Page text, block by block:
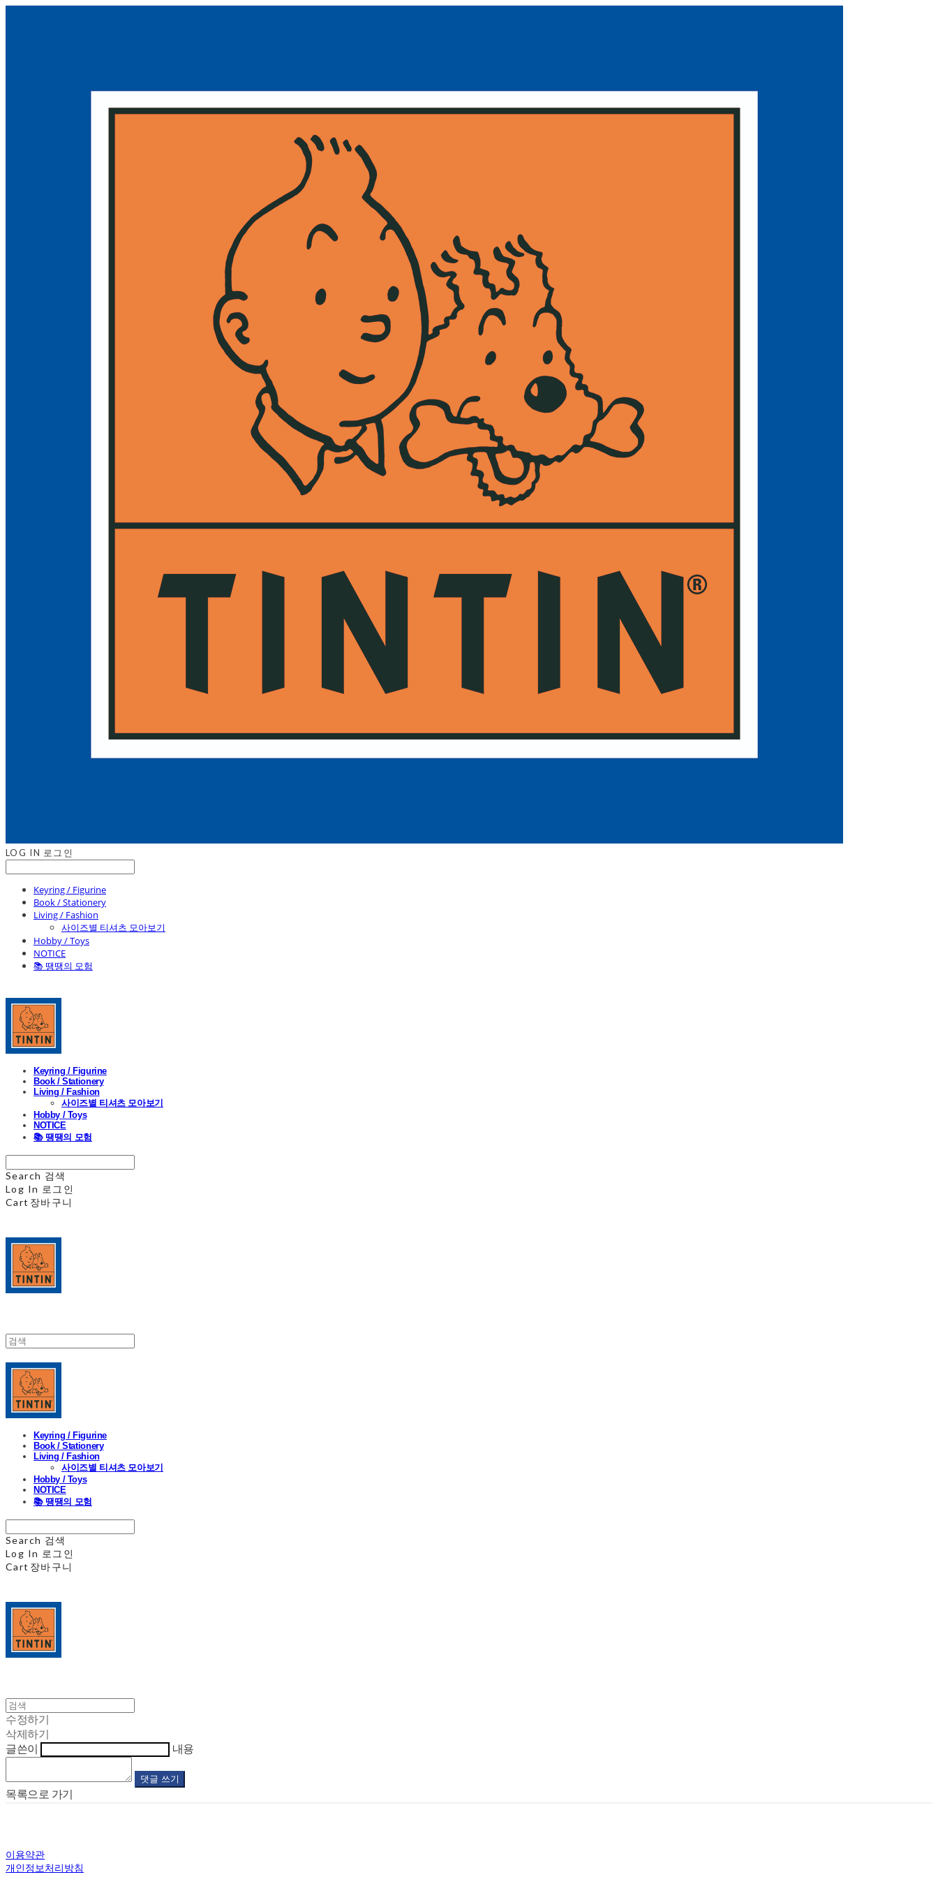
LOG IN 로그인
Keyring / Figurine
Book / Stationery
Living / Fashion
사이즈별 티셔츠 모아보기
Hobby / Toys
NOTICE
📚 땡땡의 모험
Keyring / Figurine
Book / Stationery
Living / Fashion
사이즈별 티셔츠 모아보기
Hobby / Toys
NOTICE
📚 땡땡의 모험
Search 검색
Log In 로그인
Cart 장바구니
Keyring / Figurine
Book / Stationery
Living / Fashion
사이즈별 티셔츠 모아보기
Hobby / Toys
NOTICE
📚 땡땡의 모험
Search 검색
Log In 로그인
Cart 장바구니
수정하기
삭제하기
글쓴이
내용
댓글 쓰기
목록으로 가기
이용약관
개인정보처리방침